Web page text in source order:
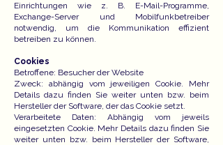
Einrichtungen wie z. B. E-Mail-Programme,
Exchange-Server und Mobilfunkbetreiber
notwendig, um die Kommunikation effizient
betreiben zu können.
Cookies
Betroffene: Besucher der Website
Zweck: abhängig vom jeweiligen Cookie. Mehr
Details dazu finden Sie weiter unten bzw. beim
Hersteller der Software, der das Cookie setzt.
Verarbeitete Daten: Abhängig vom jeweils
eingesetzten Cookie. Mehr Details dazu finden Sie
weiter unten bzw. beim Hersteller der Software,